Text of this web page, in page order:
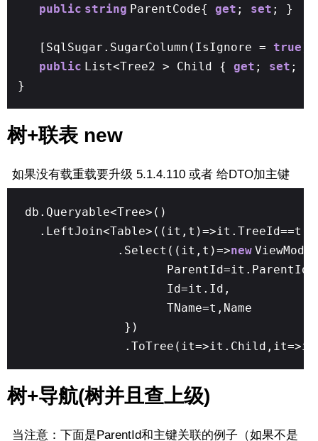
public string ParentCode{ get ; set ; }
[SqlSugar.SugarColumn(IsIgnore = true
public List<Tree2 > Child { get ; set ; }
}
树+联表 new
如果没有载重载要升级 5.1.4.110 或者 给DTO加主键
db.Queryable<Tree>()
.Select((it,t)=>new
ParentId=it.ParentId,
Id=it.Id,
TName=t,Name
})
树+导航(树并且查上级)
当注意：下面是ParentId和主键关联的例子（如果不是